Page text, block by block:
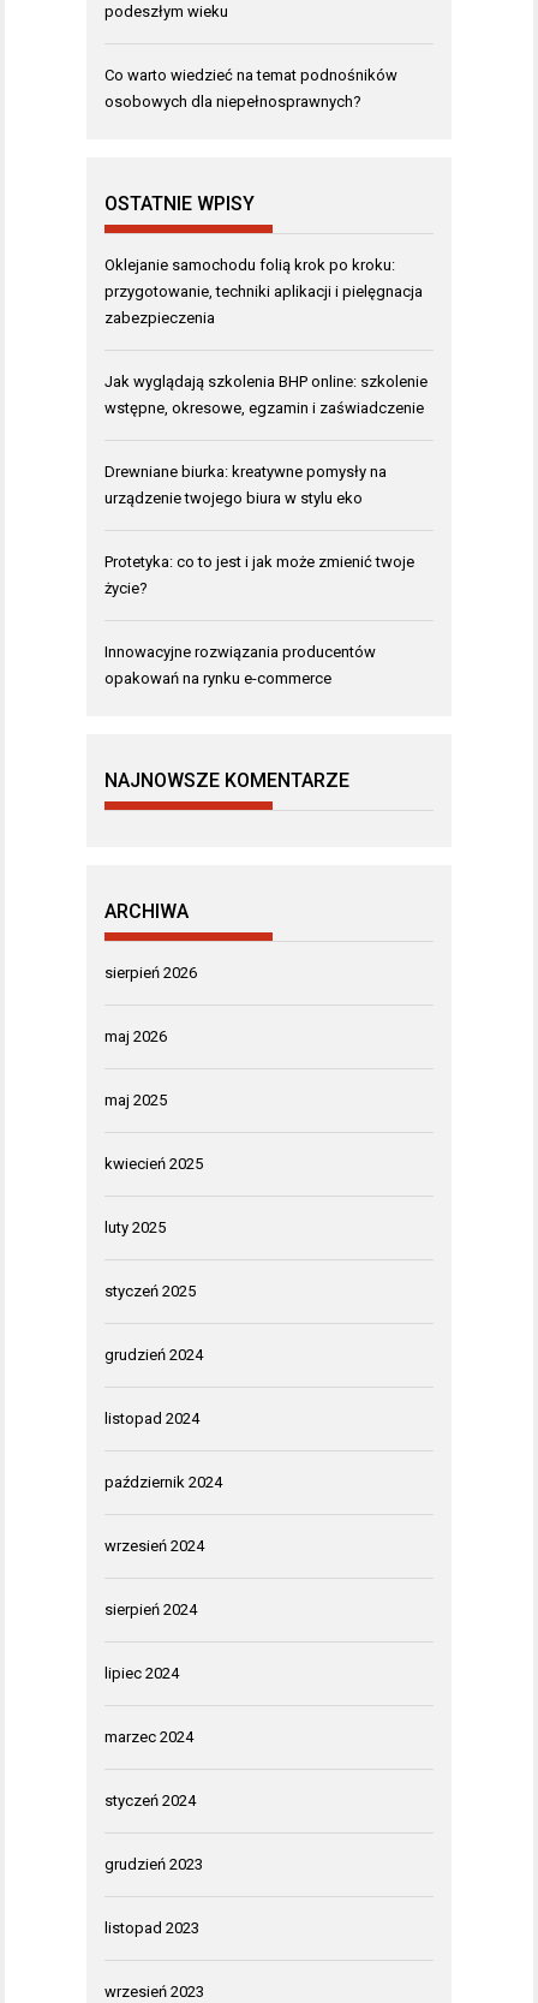
podeszłym wieku
Co warto wiedzieć na temat podnośników
osobowych dla niepełnosprawnych?
OSTATNIE WPISY
Oklejanie samochodu folią krok po kroku:
przygotowanie, techniki aplikacji i pielęgnacja
zabezpieczenia
Jak wyglądają szkolenia BHP online: szkolenie
wstępne, okresowe, egzamin i zaświadczenie
Drewniane biurka: kreatywne pomysły na
urządzenie twojego biura w stylu eko
Protetyka: co to jest i jak może zmienić twoje
życie?
Innowacyjne rozwiązania producentów
opakowań na rynku e-commerce
NAJNOWSZE KOMENTARZE
ARCHIWA
sierpień 2026
maj 2026
maj 2025
kwiecień 2025
luty 2025
styczeń 2025
grudzień 2024
listopad 2024
październik 2024
wrzesień 2024
sierpień 2024
lipiec 2024
marzec 2024
styczeń 2024
grudzień 2023
listopad 2023
wrzesień 2023